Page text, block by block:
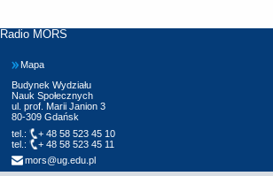
Radio MORS
Mapa
Budynek Wydziału
Nauk Społecznych
ul. prof. Marii Janion 3
80-309 Gdańsk
tel.:
+ 48 58 523 45 10
tel.:
+ 48 58 523 45 11
mors@ug.edu.pl